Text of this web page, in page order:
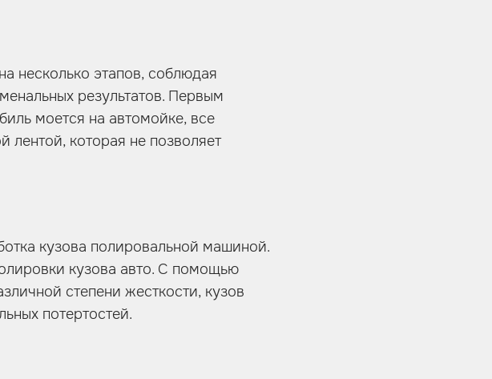
несколько этапов, соблюдая
результатов. Первым
моется на автомойке, все
лентой, которая не позволяет
кузова полировальной машиной.
кузова авто. С помощью
степени жесткости, кузов
потертостей.